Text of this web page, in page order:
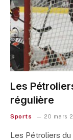
Les
régulière
Sports 20 mars
Les Pétroliers